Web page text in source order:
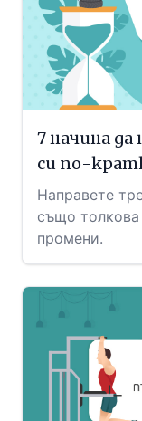
7 начина
си по-
Направете
също толкова
промени.